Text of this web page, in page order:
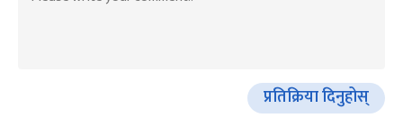
प्रतिक्रिया दिनुहोस्